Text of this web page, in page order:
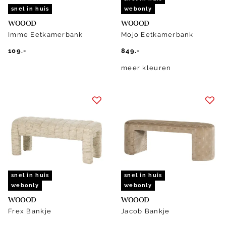
snel in huis
WOOOD
Imme Eetkamerbank
109.-
webonly
WOOOD
Mojo Eetkamerbank
849.-
meer kleuren
snel in huis
webonly
WOOOD
Frex Bankje
snel in huis
webonly
WOOOD
Jacob Bankje